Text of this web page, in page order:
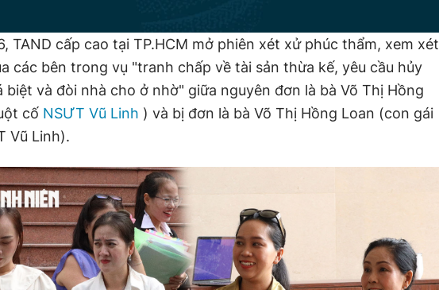
TAND cấp cao tại TP.HCM mở phiên xét xử phúc thẩm, xem xét
các bên trong vụ "tranh chấp về tài sản thừa kế, yêu cầu hủy
biệt và đòi nhà cho ở nhờ" giữa nguyên đơn là bà Võ Thị Hồng
cố NSƯT Vũ Linh ) và bị đơn là bà Võ Thị Hồng Loan (con gái
Vũ Linh).